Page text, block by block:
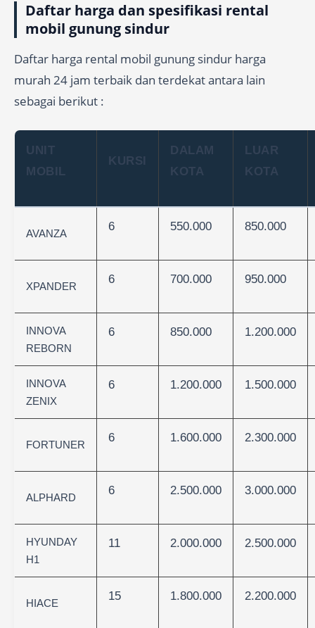
Daftar harga dan spesifikasi rental
mobil gunung sindur
Daftar harga rental mobil gunung sindur harga
murah 24 jam terbaik dan terdekat antara lain
sebagai berikut :
UNIT
MOBIL
KURSI
DALAM
KOTA
LUAR
KOTA
AVANZA
6 550.000 850.000
XPANDER
6 700.000 950.000
INNOVA
REBORN
6 850.000 1.200.000
INNOVA
ZENIX
6 1.200.000 1.500.000
FORTUNER
6 1.600.000 2.300.000
ALPHARD
6 2.500.000 3.000.000
HYUNDAY
H1
11 2.000.000 2.500.000
HIACE
15 1.800.000 2.200.000